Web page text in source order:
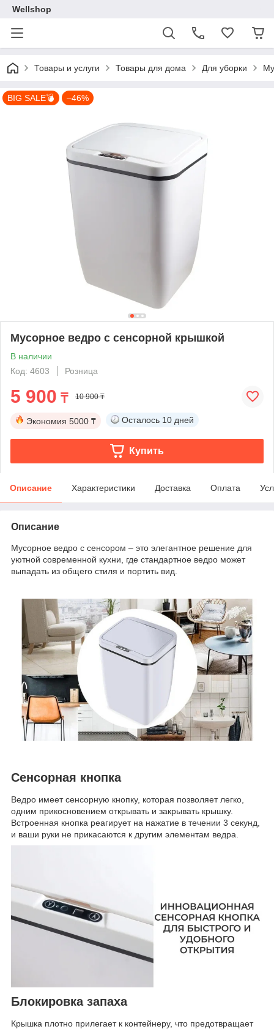
Wellshop
Товары и услуги Товары для дома Для уборки
BIG SALE💣 –46%
Мусорное ведро с сенсорной крышкой
В наличии
Код: 4603
Розница
5 900 ₸ 10 900 ₸
Экономия 5000 ₸ Осталось 10 дней
Купить
Описание Характеристики Доставка Оплата
Описание
Мусорное ведро с сенсором – это элегантное решение для
уютной современной кухни, где стандартное ведро может
выпадать из общего стиля и портить вид.
Сенсорная кнопка
Ведро имеет сенсорную кнопку, которая позволяет легко,
одним прикосновением открывать и закрывать крышку.
Встроенная кнопка реагирует на нажатие в течении 3 секунд,
и ваши руки не прикасаются к другим элементам ведра.
Блокировка запаха
Крышка плотно прилегает к контейнеру, что предотвращает